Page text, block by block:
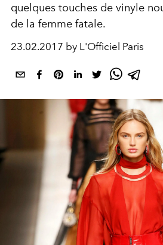
quelques touches de vinyle
de la femme fatale.
23.02.2017 by L'Officiel Paris